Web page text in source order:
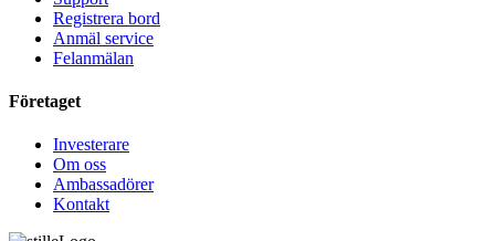
Registrera bord
Anmäl service
Felanmälan
Företaget
Investerare
Om oss
Ambassadörer
Kontakt